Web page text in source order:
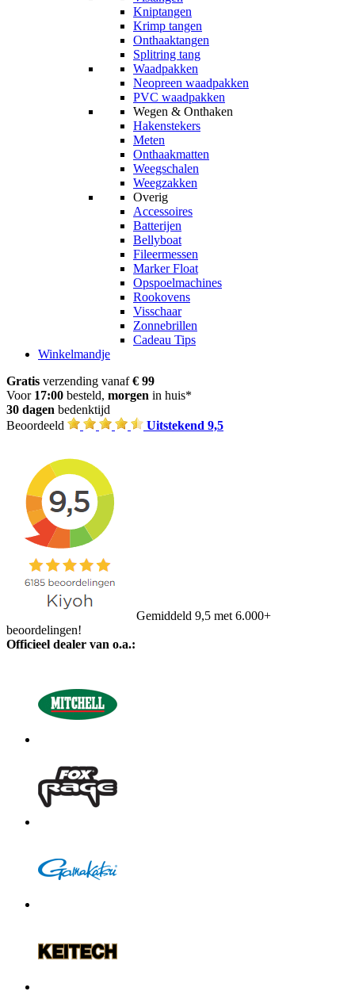
Kniptangen
Krimp tangen
Onthaaktangen
Splitring tang
Waadpakken
Neopreen waadpakken
PVC waadpakken
Wegen & Onthaken
Hakenstekers
Meten
Onthaakmatten
Weegschalen
Weegzakken
Overig
Accessoires
Batterijen
Bellyboat
Fileermessen
Marker Float
Opspoelmachines
Rookovens
Visschaar
Zonnebrillen
Cadeau Tips
Winkelmandje
Gratis verzending vanaf€ 99
Voor 17:00 besteld, morgen in huis*
30 dagen bedenktijd
Beoordeeld
Uitstekend 9,5
Gemiddeld 9,5 met 6.000+
beoordelingen!
Officieel dealer van o.a.: